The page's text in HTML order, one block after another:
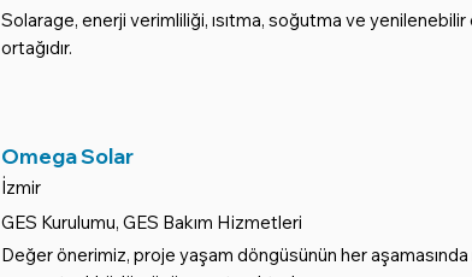
Solarage, enerji verimliliği, ısıtma, soğutma ve
ortağıdır.
Omega Solar
İzmir
Değer önerimiz, proje yaşam döngüsünün her
GES Kurulumu, GES Bakım Hizmetleri